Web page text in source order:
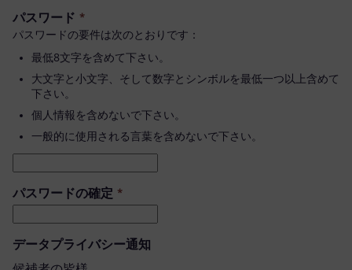
パスワード *
パスワードの要件は次のとおりです：
最低8文字を含めて下さい。
大文字と小文字、そして数字とシンボルを最低一つ以上含めて
下さい。
個人情報を含めないで下さい。
一般的に使用される言葉を含めないで下さい。
パスワードの確定 *
データプライバシー通知